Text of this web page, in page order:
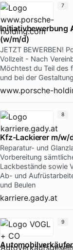
Initiativbewerbung
(w/m/d)
JETZT BEWERBEN!
Vollzeit - Nach
Möchtest du Teil des
und bei der
www.porsche-
7
Kfz-Lackierer m/w/
Reparatur- und
Vorbereitung
Lackbestände sowie
Ab- und
und Beulen
karriere.gady.at
8
9